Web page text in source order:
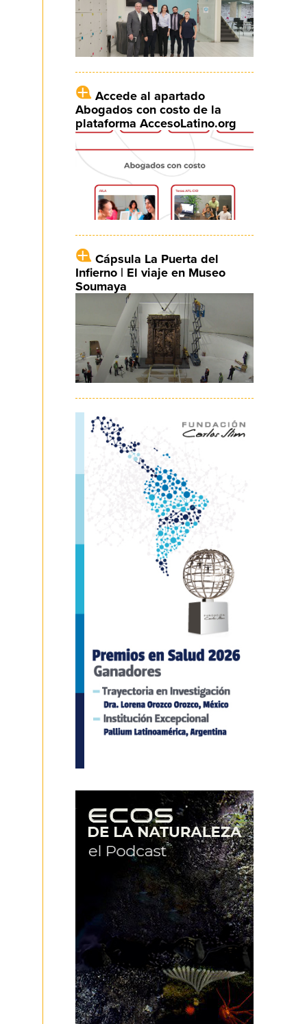
Accede al apartado
Abogados con costo de la
plataforma AccesoLatino.org
Cápsula La Puerta del
Infierno | El viaje en Museo
Soumaya